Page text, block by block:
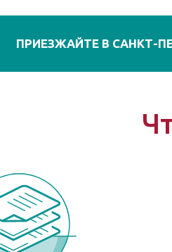
ПРИЕЗЖАЙТЕ В САНКТ-